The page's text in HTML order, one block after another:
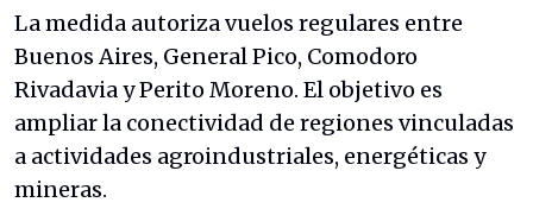
La medida autoriza vuelos regulares entre
Buenos Aires, General Pico, Comodoro
Rivadavia y Perito Moreno. El objetivo es
ampliar la conectividad de regiones vinculadas
a actividades agroindustriales, energéticas y
mineras.